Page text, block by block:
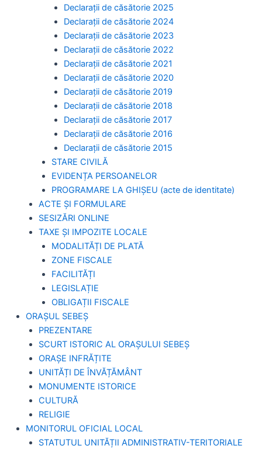
Declarații de căsătorie 2025
Declarații de căsătorie 2024
Declarații de căsătorie 2023
Declarații de căsătorie 2022
Declarații de căsătorie 2021
Declarații de căsătorie 2020
Declarații de căsătorie 2019
Declarații de căsătorie 2018
Declarații de căsătorie 2017
Declarații de căsătorie 2016
Declarații de căsătorie 2015
STARE CIVILĂ
EVIDENȚA PERSOANELOR
PROGRAMARE LA GHIȘEU (acte de identitate)
ACTE ȘI FORMULARE
SESIZĂRI ONLINE
TAXE ȘI IMPOZITE LOCALE
MODALITĂȚI DE PLATĂ
ZONE FISCALE
FACILITĂȚI
LEGISLAȚIE
OBLIGAȚII FISCALE
ORAȘUL SEBEȘ
PREZENTARE
SCURT ISTORIC AL ORAȘULUI SEBEȘ
ORAȘE INFRĂȚITE
UNITĂȚI DE ÎNVĂȚĂMÂNT
MONUMENTE ISTORICE
CULTURĂ
RELIGIE
MONITORUL OFICIAL LOCAL
STATUTUL UNITĂȚII ADMINISTRATIV-TERITORIALE